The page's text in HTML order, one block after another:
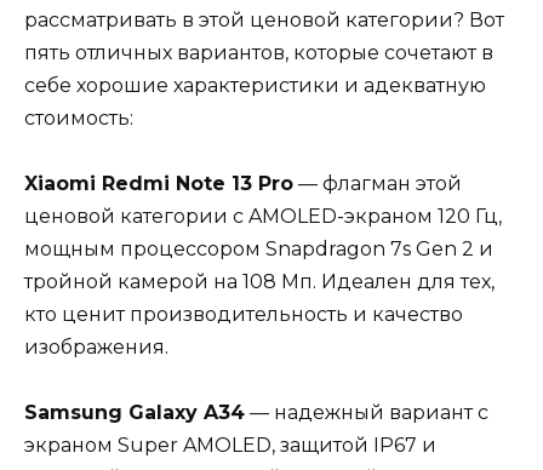
рассматривать в этой ценовой категории? Вот
пять отличных вариантов, которые сочетают в
себе хорошие характеристики и адекватную
стоимость:
Xiaomi Redmi Note 13 Pro — флагман этой
ценовой категории с AMOLED-экраном 120 Гц,
мощным процессором Snapdragon 7s Gen 2 и
тройной камерой на 108 Мп. Идеален для тех,
кто ценит производительность и качество
изображения.
Samsung Galaxy A34 — надежный вариант с
экраном Super AMOLED, защитой IP67 и